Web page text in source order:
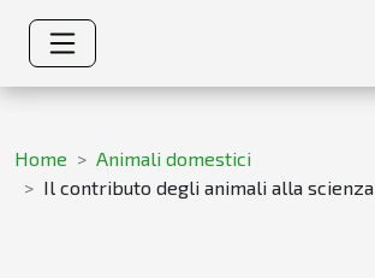
Home
Animali domestici
Il contributo degli animali alla scienza